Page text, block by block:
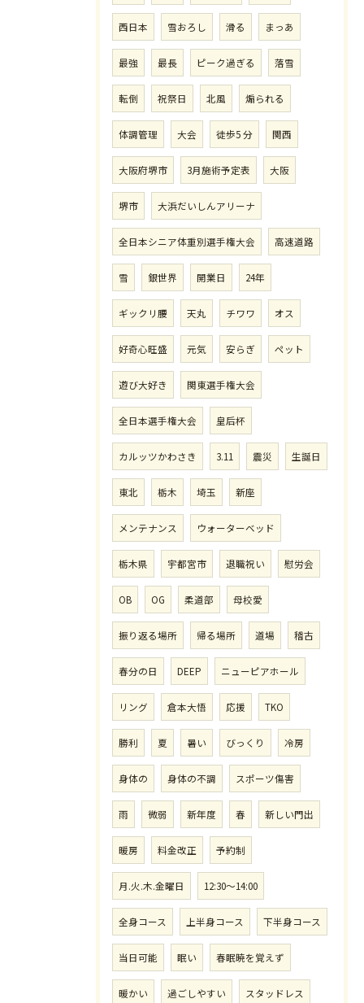
西日本 雪おろし 滑る まっあ
最強 最長 ピーク過ぎる 落雪
転倒 祝祭日 北風 煽られる
体調管理 大会 徒歩5 分 関西
大阪府堺市 3月施術予定表 大阪
堺市 大浜だいしんアリーナ
全日本シニア体重別選手権大会 高速道路
雪 銀世界 開業日 24年
ギックリ腰 天丸 チワワ オス
好奇心旺盛 元気 安らぎ ペット
遊び大好き 関東選手権大会
全日本選手権大会 皇后杯
カルッツかわさき 3.11 震災 生誕日
東北 栃木 埼玉 新座
メンテナンス ウォーターベッド
栃木県 宇都宮市 退職祝い 慰労会
OB OG 柔道部 母校愛
振り返る場所 帰る場所 道場 稽古
春分の日 DEEP ニューピアホール
リング 倉本大悟 応援 TKO
勝利 夏 暑い びっくり 冷房
身体の 身体の不調 スポーツ傷害
雨 微弱 新年度 春 新しい門出
暖房 料金改正 予約制
月.火.木.金曜日 12:30〜14:00
全身コース 上半身コース 下半身コース
当日可能 眠い 春眠暁を覚えず
暖かい 過ごしやすい スタッドレス